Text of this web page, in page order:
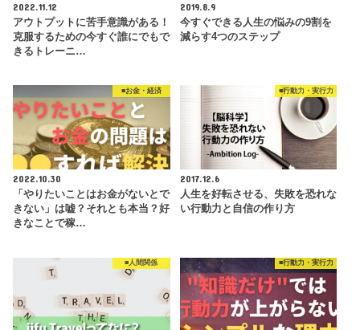
2022.11.12
アウトプットに苦手意識がある！
克服するための今すぐ誰にでもで
きるトレーニ…
2019.8.9
今すぐできる人生の悩みの9割を
減らす4つのステップ
■お金・経済
2022.10.30
「やりたいことはお金がないとで
きない」は嘘？それとも本当？好
きなことで稼…
■行動力・実行力
2017.12.6
人生を好転させる、失敗を恐れな
い行動力と自信の作り方
■人間関係 ■行動力・実行力